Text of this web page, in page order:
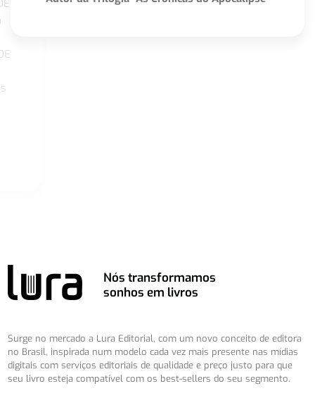
Nós transformamos
sonhos em livros
Surge no mercado a Lura Editorial, com um novo conceito de editora
no Brasil, inspirada num modelo cada vez mais presente nas mídias
digitais com serviços editoriais de qualidade e preço justo para que
seu livro esteja compatível com os best-sellers do seu segmento.